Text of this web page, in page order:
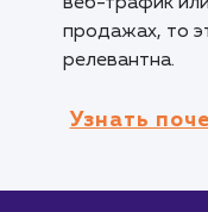
новый, этот